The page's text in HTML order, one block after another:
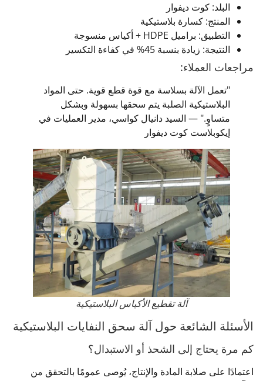
البلد: كوت ديفوار
المنتج: كسارة بلاستيكية
التطبيق: براميل HDPE + أكياس منسوجة
النتيجة: زيادة بنسبة 45% في كفاءة التكسير
مراجعات العملاء:
"تعمل الآلة بسلاسة مع قوة قطع قوية. حتى المواد
البلاستيكية الصلبة يتم سحقها بسهولة وبشكل
متساوٍ." — السيد دانيال كواسي، مدير العمليات في
إيكوبلاست كوت ديفوار
آلة تقطيع الأكياس البلاستيكية
الأسئلة الشائعة حول آلة سحق النفايات البلاستيكية
كم مرة يحتاج إلى الشحذ أو الاستبدال؟
اعتمادًا على صلابة المادة والإنتاج، يُوصى عمومًا بالتحقق من